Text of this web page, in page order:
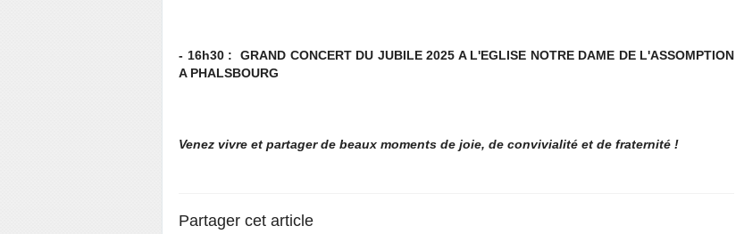
- 16h30 : GRAND CONCERT DU JUBILE 2025 A L'EGLISE NOTRE DAME DE L'ASSOMPTION
A PHALSBOURG
Venez vivre et partager de beaux moments de joie, de convivialité et de fraternité !
Partager cet article